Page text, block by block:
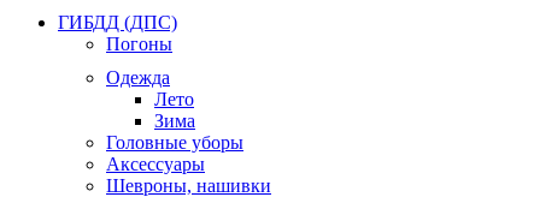
ГИБДД (ДПС)
Погоны
Одежда
Лето
Зима
Головные уборы
Аксессуары
Шевроны, нашивки